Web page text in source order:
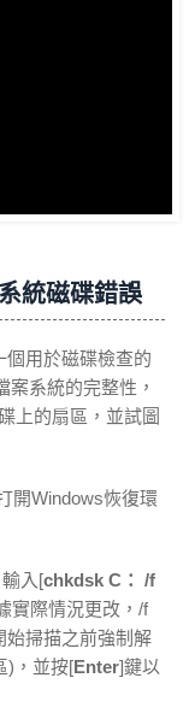
統磁碟錯誤
用於磁碟檢查的
系統的完整性，
上的扇區，並試圖
開Windows恢復環
入[chkdsk C： /f
實際情況更改，/f
始掃描之前強制解
)，並按[Enter]鍵以